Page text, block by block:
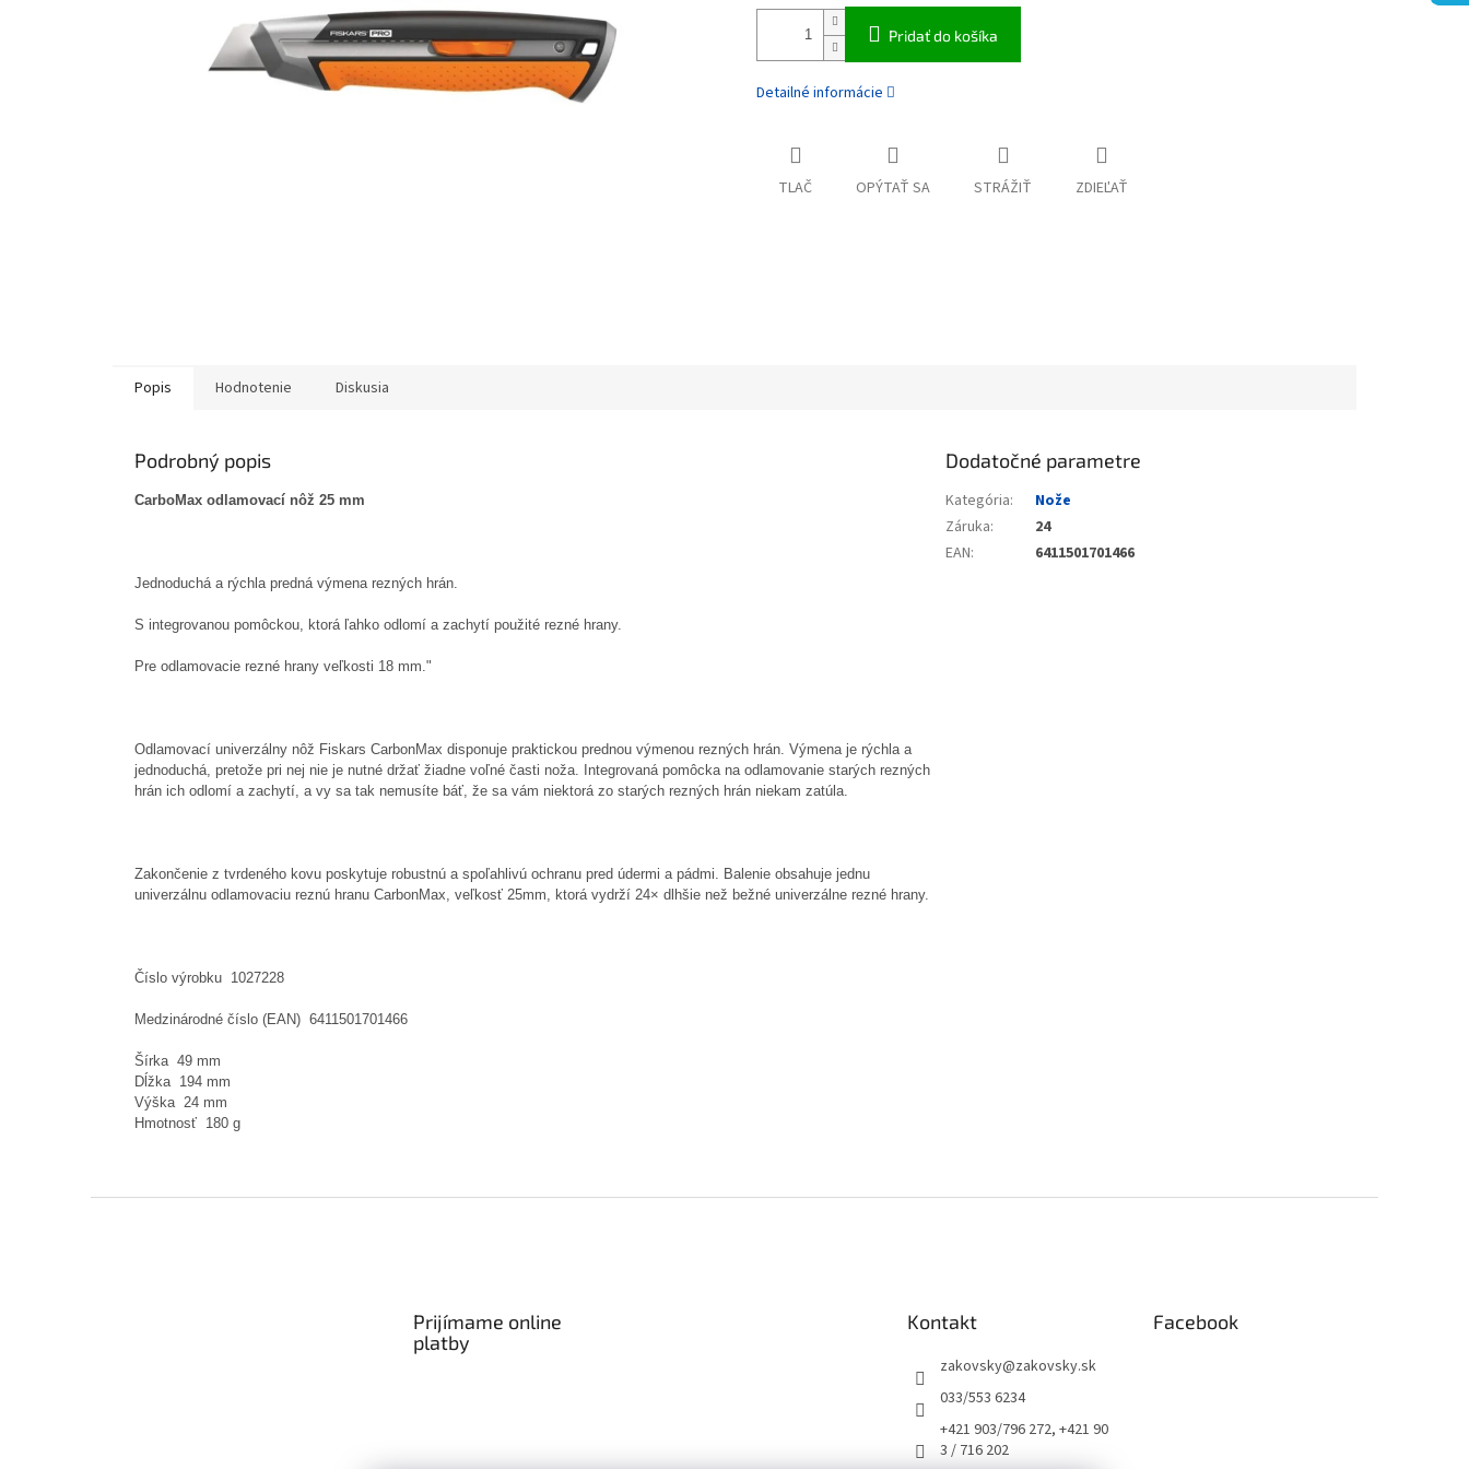
Pridať do košíka
Detailné informácie
TLAČ OPÝTAŤ SA STRÁŽIŤ ZDIEĽAŤ
Popis Hodnotenie Diskusia
Podrobný popis
CarboMax odlamovací nôž 25 mm
Jednoduchá a rýchla predná výmena rezných hrán.
S integrovanou pomôckou, ktorá ľahko odlomí a zachytí použité rezné hrany.
Pre odlamovacie rezné hrany veľkosti 18 mm."
Odlamovací univerzálny nôž Fiskars CarbonMax disponuje praktickou prednou výmenou rezných hrán. Výmena je rýchla a
jednoduchá, pretože pri nej nie je nutné držať žiadne voľné časti noža. Integrovaná pomôcka na odlamovanie starých rezných
hrán ich odlomí a zachytí, a vy sa tak nemusíte báť, že sa vám niektorá zo starých rezných hrán niekam zatúla.
Zakončenie z tvrdeného kovu poskytuje robustnú a spoľahlivú ochranu pred údermi a pádmi. Balenie obsahuje jednu
univerzálnu odlamovaciu reznú hranu CarbonMax, veľkosť 25mm, ktorá vydrží 24× dlhšie než bežné univerzálne rezné hrany.
Číslo výrobku 1027228
Medzinárodné číslo (EAN) 6411501701466
Šírka 49 mm
Dĺžka 194 mm
Výška 24 mm
Hmotnosť 180 g
Dodatočné parametre
Kategória:
Nože
Záruka:
24
EAN: 6411501701466
Prijímame online
platby
Kontakt
zakovsky@zakovsky.sk
033/553 6234
+421 903/796 272, +421 90
3 / 716 202
Facebook